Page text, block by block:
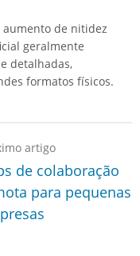
aumento de nitidez
geralmente
detalhadas,
formatos físicos.
artigo
de colaboração
para pequenas